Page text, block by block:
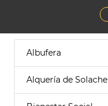
Albufera
Alquería de Solache